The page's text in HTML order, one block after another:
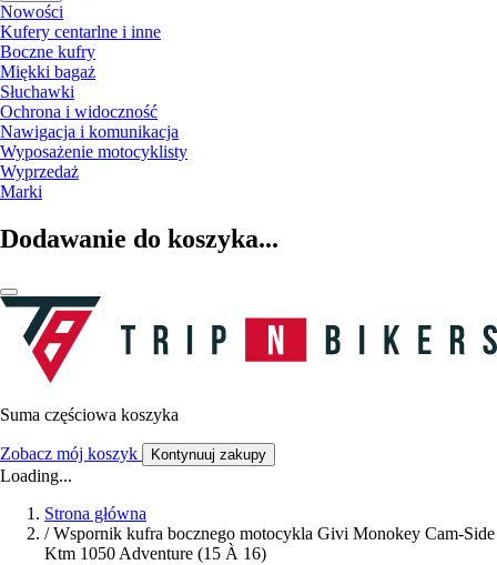
Nowości
Kufery centarlne i inne
Boczne kufry
Miękki bagaż
Słuchawki
Ochrona i widoczność
Nawigacja i komunikacja
Wyposażenie motocyklisty
Wyprzedaż
Marki
Dodawanie do koszyka...
Suma częściowa koszyka
Zobacz mój koszyk Kontynuuj zakupy
Loading...
Strona główna
/ Wspornik kufra bocznego motocykla Givi Monokey Cam-Side
Ktm 1050 Adventure (15 À 16)